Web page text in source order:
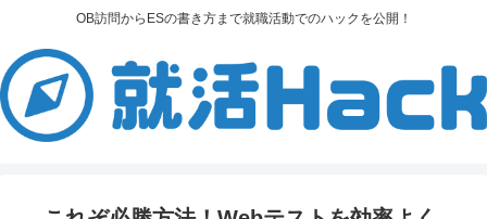
OB訪問からESの書き方まで就職活動でのハックを公開！